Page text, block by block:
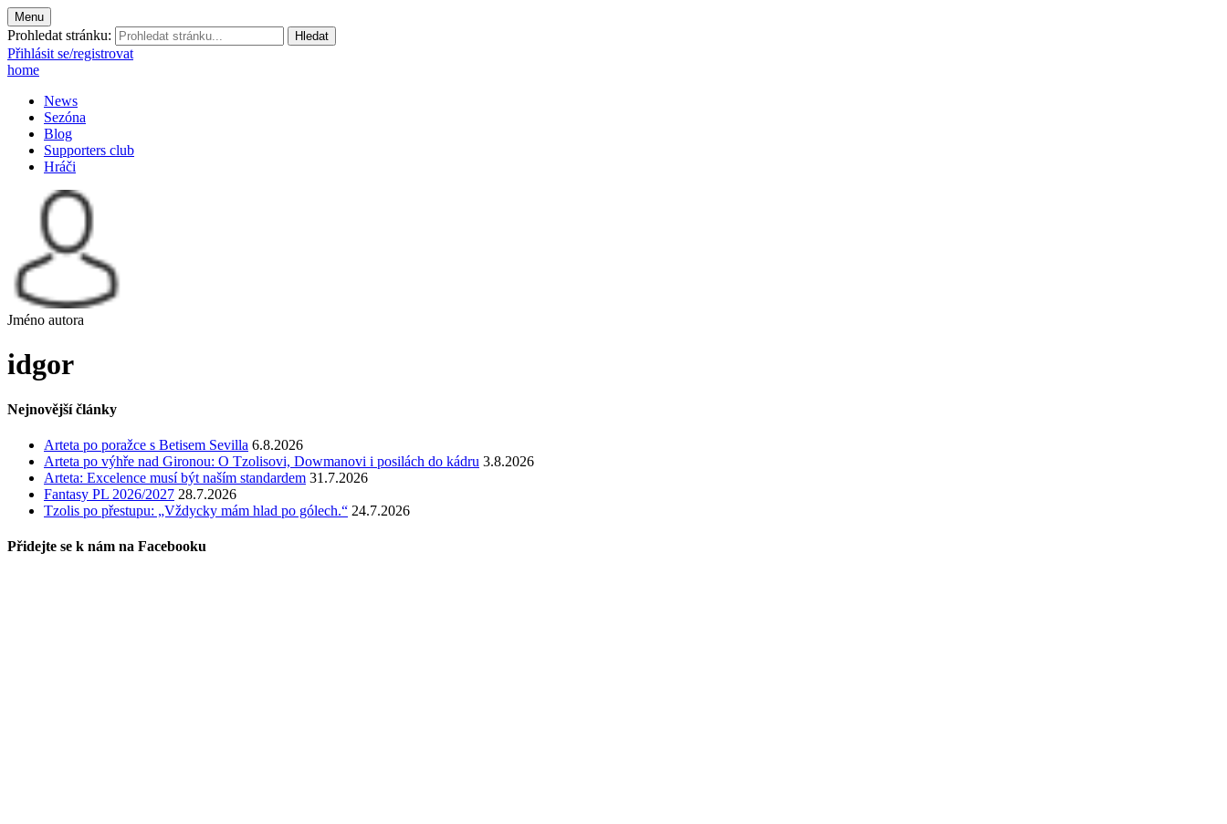
Menu
Prohledat stránku:
Přihlásit se/registrovat
home
News
Sezóna
Blog
Supporters club
Hráči
Jméno autora
idgor
Nejnovější články
Arteta po poražce s Betisem Sevilla 6.8.2026
Arteta po výhře nad Gironou: O Tzolisovi, Dowmanovi i posilách do kádru 3.8.2026
Arteta: Excelence musí být naším standardem 31.7.2026
Fantasy PL 2026/2027 28.7.2026
Tzolis po přestupu: „Vždycky mám hlad po gólech.“ 24.7.2026
Přidejte se k nám na Facebooku